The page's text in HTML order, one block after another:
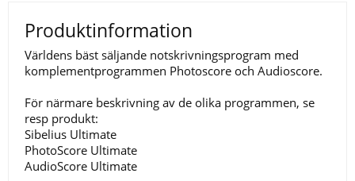
Produktinformation
Världens bäst säljande notskrivningsprogram med
komplementprogrammen Photoscore och Audioscore.
För närmare beskrivning av de olika programmen, se
resp produkt:
Sibelius Ultimate
PhotoScore Ultimate
AudioScore Ultimate